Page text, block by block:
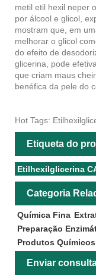
metil etil hexil neper
por álcool e glicol,
mostram que, em
melhorar o glicol
do efeito de
glicerina, pode
que criam maus
benéfica da pele do
Hot Tags:
Etiqueta do
Etilhexilglicerina
Categoria
Química Fina
Preparação
Produtos
Enviar